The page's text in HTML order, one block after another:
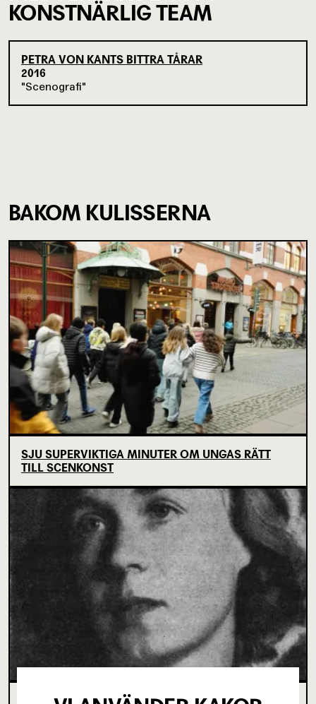
KONSTNÄRLIG TEAM
PETRA VON KANTS BITTRA TÅRAR
2016
Scenografi
BAKOM KULISSERNA
SJU SUPERVIKTIGA MINUTER OM UNGAS RÄTT
TILL SCENKONST
OM TOVE DITLEVSEN OCH